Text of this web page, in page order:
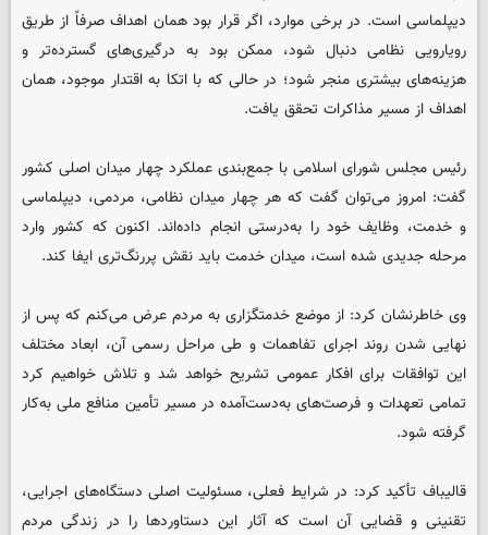
دیپلماسی است. در برخی موارد، اگر قرار بود همان اهداف صرفاً از طریق
رویارویی نظامی دنبال شود، ممکن بود به درگیری‌های گسترده‌تر و
هزینه‌های بیشتری منجر شود؛ در حالی که با اتکا به اقتدار موجود، همان
اهداف از مسیر مذاکرات تحقق یافت.
رئیس مجلس شورای اسلامی با جمع‌بندی عملکرد چهار میدان اصلی کشور
گفت: امروز می‌توان گفت که هر چهار میدان نظامی، مردمی، دیپلماسی
و خدمت، وظایف خود را به‌درستی انجام داده‌اند. اکنون که کشور وارد
مرحله جدیدی شده است، میدان خدمت باید نقش پررنگ‌تری ایفا کند.
وی خاطرنشان کرد: از موضع خدمتگزاری به مردم عرض می‌کنم که پس از
نهایی شدن روند اجرای تفاهمات و طی مراحل رسمی آن، ابعاد مختلف
این توافقات برای افکار عمومی تشریح خواهد شد و تلاش خواهیم کرد
تمامی تعهدات و فرصت‌های به‌دست‌آمده در مسیر تأمین منافع ملی به‌کار
گرفته شود.
قالیباف تأکید کرد: در شرایط فعلی، مسئولیت اصلی دستگاه‌های اجرایی،
تقنینی و قضایی آن است که آثار این دستاوردها را در زندگی مردم